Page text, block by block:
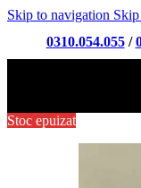
Skip to navigation
0310.054.055/
Stoc epuizat